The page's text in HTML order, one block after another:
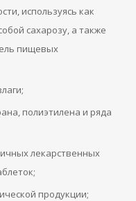
используясь как
сахарозу, а также
пищевых
полиэтилена и ряда
лекарственных
продукции;